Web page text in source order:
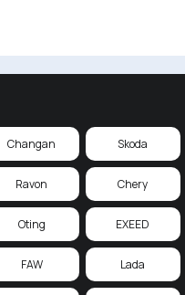
Changan Skoda
Ravon Chery
Oting EXEED
FAW Lada